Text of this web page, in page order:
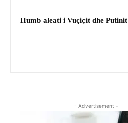
Humb aleati i Vuçiçit dhe Putinit
- Advertisement -